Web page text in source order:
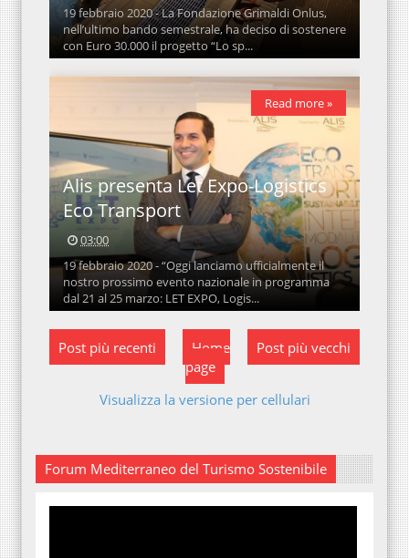
19 febbraio 2020 - La Fondazione Grimaldi Onlus,
nell’ultimo bando semestrale, ha deciso di sostenere
con Euro 30.000 il progetto “Lo sp...
Alis presenta Let Expo-Logistics
Eco Transport
03:00
19 febbraio 2020 - “Oggi lanciamo ufficialmente il
nostro prossimo evento nazionale in programma
dal 21 al 25 marzo: LET EXPO, Logis...
Read more »
Post più recenti Post più vecchi
Home
page
Visualizza la versione per cellulari
Forum Mediterraneo del Turismo Sostenibile